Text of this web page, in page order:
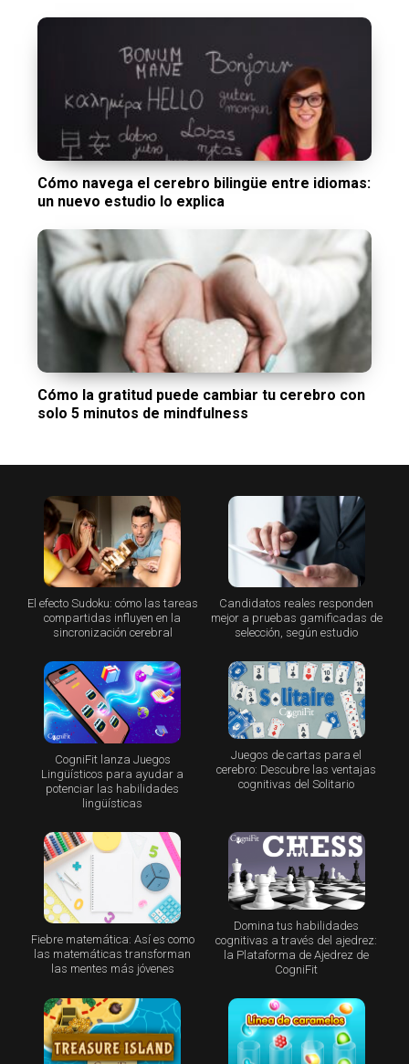
Cómo navega el cerebro bilingüe entre idiomas:
un nuevo estudio lo explica
Cómo la gratitud puede cambiar tu cerebro con
solo 5 minutos de mindfulness
El efecto Sudoku: cómo las tareas
compartidas influyen en la
sincronización cerebral
Candidatos reales responden
mejor a pruebas gamificadas de
selección, según estudio
CogniFit lanza Juegos
Lingüísticos para ayudar a
potenciar las habilidades
lingüísticas
Juegos de cartas para el
cerebro: Descubre las ventajas
cognitivas del Solitario
Fiebre matemática: Así es como
las matemáticas transforman
las mentes más jóvenes
Domina tus habilidades
cognitivas a través del ajedrez:
la Plataforma de Ajedrez de
CogniFit